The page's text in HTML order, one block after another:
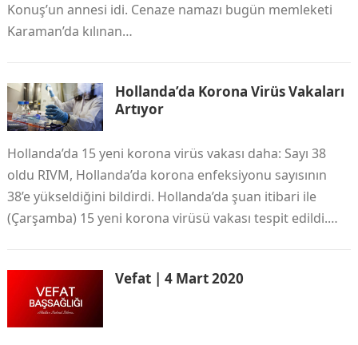
Konuş’un annesi idi. Cenaze namazı bugün memleketi
Karaman’da kılınan…
Hollanda’da Korona Virüs Vakaları
Artıyor
Hollanda’da 15 yeni korona virüs vakası daha: Sayı 38
oldu RIVM, Hollanda’da korona enfeksiyonu sayısının
38’e yükseldiğini bildirdi. Hollanda’da şuan itibari ile
(Çarşamba) 15 yeni korona virüsü vakası tespit edildi.…
Vefat | 4 Mart 2020